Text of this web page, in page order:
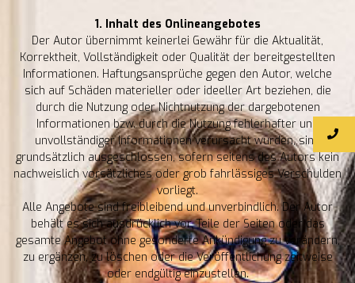
1. Inhalt des Onlineangebotes
Der Autor übernimmt keinerlei Gewähr für die Aktualität,
Korrektheit, Vollständigkeit oder Qualität der bereitgestellten
Informationen. Haftungsansprüche gegen den Autor, welche
sich auf Schäden materieller oder ideeller Art beziehen, die
durch die Nutzung oder Nichtnutzung der dargebotenen
Informationen bzw. durch die Nutzung fehlerhafter und
unvollständiger Informationen verursacht wurden, sind
grundsätzlich ausgeschlossen, sofern seitens des Autors kein
nachweislich vorsätzliches oder grob fahrlässiges Verschulden
vorliegt.
Alle Angebote sind freibleibend und unverbindlich. Der Autor
behält es sich ausdrücklich vor, Teile der Seiten oder das
gesamte Angebot ohne gesonderte Ankündigung zu verändern,
zu ergänzen, zu löschen oder die Veröffentlichung zeitweise
oder endgültig einzustellen.